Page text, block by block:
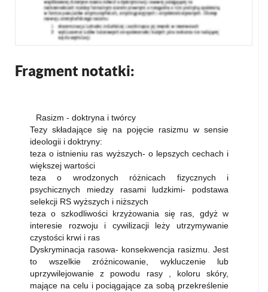
Fragment notatki:
Rasizm - doktryna i twórcy
Tezy składające się na pojęcie rasizmu w sensie
ideologii i doktryny:
teza o istnieniu ras wyższych- o lepszych cechach i
większej wartości
teza o wrodzonych różnicach fizycznych i
psychicznych miedzy rasami ludzkimi- podstawa
selekcji RS wyższych i niższych
teza o szkodliwości krzyżowania się ras, gdyż w
interesie rozwoju i cywilizacji leży utrzymywanie
czystości krwi i ras
Dyskryminacja rasowa- konsekwencja rasizmu. Jest
to wszelkie zróżnicowanie, wykluczenie lub
uprzywilejowanie z powodu rasy , koloru skóry,
mające na celu i pociągające za sobą przekreślenie